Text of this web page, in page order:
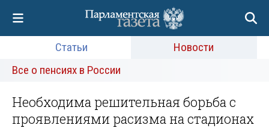
Статьи
Новости
Все о пенсиях в России
Необходима решительная борьба с
проявлениями расизма на стадионах